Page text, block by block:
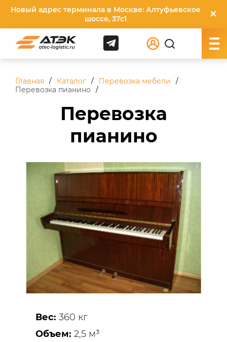
Новый адрес терминала в Москве: Алтуфьевское
шоссе, 37с1
✕
Главная Каталог
Перевозка мебели
Перевозка пианино
Перевозка
пианино
Вес: 360 кг
Объем: 2,5 м³